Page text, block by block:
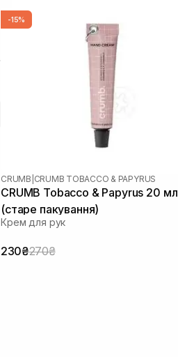
-15%
CRUMB CRUMB TOBACCO & PAPYRUS
CRUMB Tobacco & Papyrus 20 мл
(старе пакування)
Крем для рук
230₴270₴